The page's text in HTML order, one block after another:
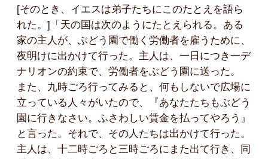
[そのとき、イエスは弟子たちにこのたとえを語ら
れた。]「天の国は次のようにたとえられる。ある
家の主人が、ぶどう園で働く労働者を雇うために、
夜明けに出かけて行った。主人は、一日につき一デ
ナリオンの約束で、労働者をぶどう園に送った。
また、九時ごろ行ってみると、何もしないで広場に
立っている人々がいたので、『あなたたちもぶどう
園に行きなさい。ふさわしい賃金を払ってやろう』
と言った。それで、その人たちは出かけて行った。
主人は、十二時ごろと三時ごろにまた出て行き、同